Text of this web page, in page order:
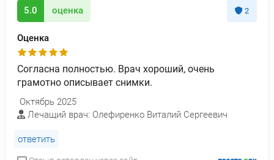
5.0 оценка 2
Оценка
Согласна полностью. Врач хороший, очень
грамотно описывает снимки.
Октябрь 2025
Лечащий врач: Олефиренко Виталий Сергеевич
ответить